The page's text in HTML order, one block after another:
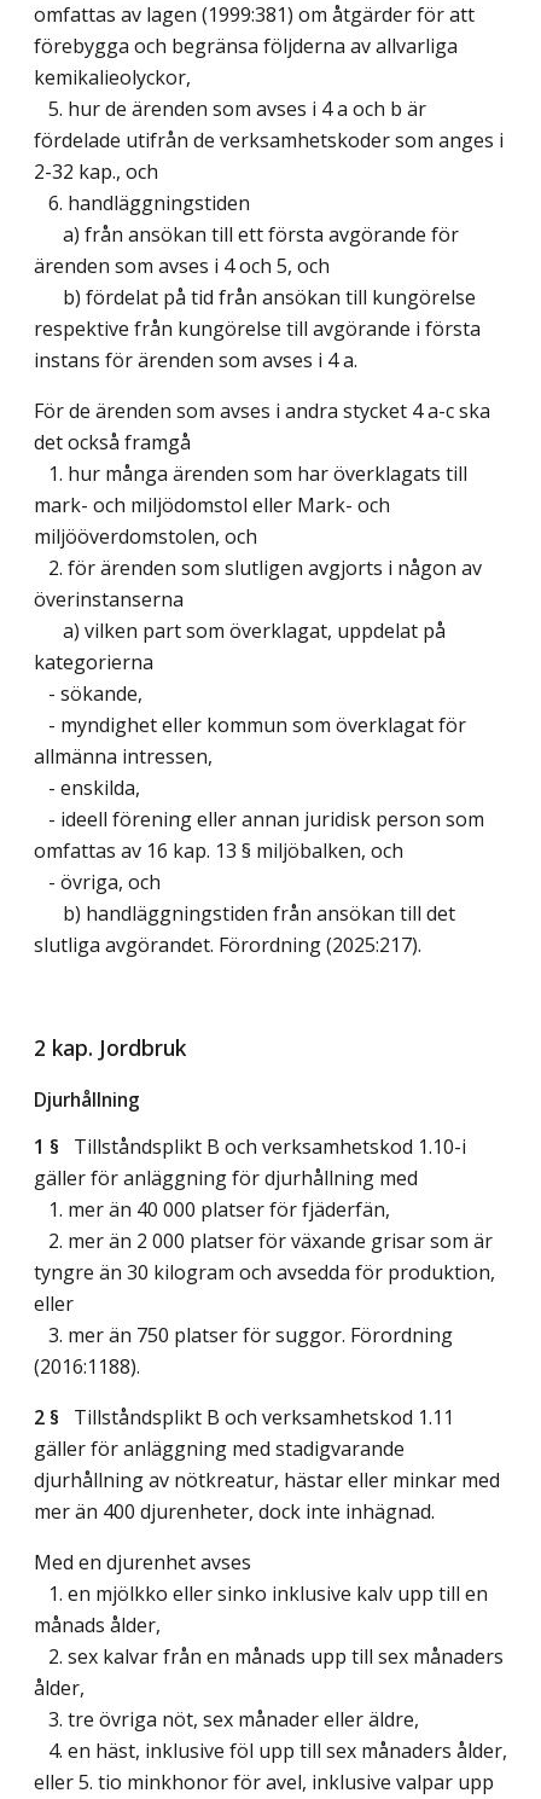
omfattas av lagen (1999:381) om åtgärder för att
förebygga och begränsa följderna av allvarliga
kemikalieolyckor,
5. hur de ärenden som avses i 4 a och b är
fördelade utifrån de verksamhetskoder som anges i
2-32 kap., och
6. handläggningstiden
a) från ansökan till ett första avgörande för
ärenden som avses i 4 och 5, och
b) fördelat på tid från ansökan till kungörelse
respektive från kungörelse till avgörande i första
instans för ärenden som avses i 4 a.
För de ärenden som avses i andra stycket 4 a-c ska
det också framgå
1. hur många ärenden som har överklagats till
mark- och miljödomstol eller Mark- och
miljööverdomstolen, och
2. för ärenden som slutligen avgjorts i någon av
överinstanserna
a) vilken part som överklagat, uppdelat på
kategorierna
- sökande,
- myndighet eller kommun som överklagat för
allmänna intressen,
- enskilda,
- ideell förening eller annan juridisk person som
omfattas av 16 kap. 13 § miljöbalken, och
- övriga, och
b) handläggningstiden från ansökan till det
slutliga avgörandet. Förordning (2025:217).
2 kap. Jordbruk
Djurhållning
1 § Tillståndsplikt B och verksamhetskod 1.10-i
gäller för anläggning för djurhållning med
1. mer än 40 000 platser för fjäderfän,
2. mer än 2 000 platser för växande grisar som är
tyngre än 30 kilogram och avsedda för produktion,
eller
3. mer än 750 platser för suggor. Förordning
(2016:1188).
2 § Tillståndsplikt B och verksamhetskod 1.11
gäller för anläggning med stadigvarande
djurhållning av nötkreatur, hästar eller minkar med
mer än 400 djurenheter, dock inte inhägnad.
Med en djurenhet avses
1. en mjölkko eller sinko inklusive kalv upp till en
månads ålder,
2. sex kalvar från en månads upp till sex månaders
ålder,
3. tre övriga nöt, sex månader eller äldre,
4. en häst, inklusive föl upp till sex månaders ålder,
eller 5. tio minkhonor för avel, inklusive valpar upp